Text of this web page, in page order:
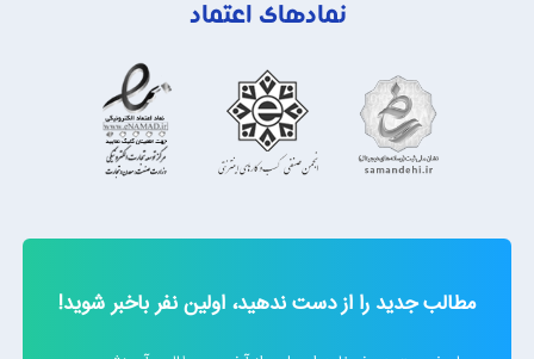
نمادهای اعتماد
مطالب جدید را از دست ندهید، اولین نفر باخبر شوید!